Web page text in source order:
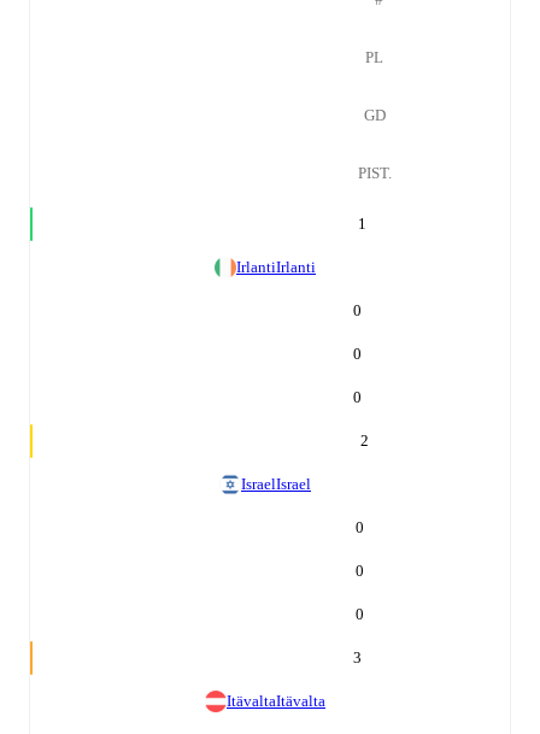
PL
GD
PIST.
1
IrlantiIrlanti
0
0
0
2
IsraelIsrael
0
0
0
3
ItävaltaItävalta